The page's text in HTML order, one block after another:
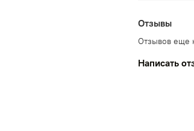
Отзывы
Отзывов еще
Написать